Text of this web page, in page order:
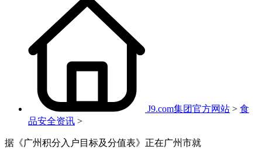
J9.com集团官方网站 > 食
品安全资讯 >
据《广州积分入户目标及分值表》正在广州市就